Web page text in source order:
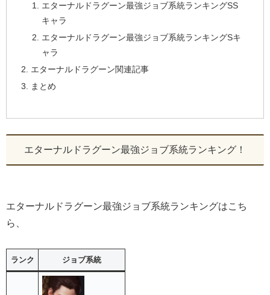
エターナルドラグーン最強ジョブ系統ランキングSS
キャラ
エターナルドラグーン最強ジョブ系統ランキングSキ
ャラ
エターナルドラグーン関連記事
まとめ
エターナルドラグーン最強ジョブ系統ランキング！
エターナルドラグーン最強ジョブ系統ランキングはこち
ら、
ランク ジョブ系統